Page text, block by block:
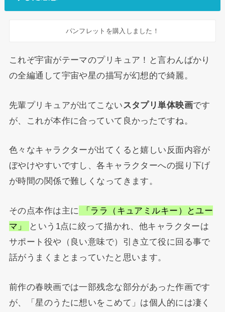
パンフレットを購入しました！
これぞ宇宙がテーマのプリキュア！と言わんばかり
の全編通して宇宙や星の描写が幻想的で綺麗。
先輩プリキュアが出てこない スタプリ単体映画です
が、これが本作に合っていて良かったですね。
色々なキャラクターが出てくると嬉しい反面内容が
ぼやけやすいですし、各キャラクターへの掘り下げ
が時間の関係で難しくなってきます。
その点本作は主に
「ララ（キュアミルキー）とユー
マ」
という1点に絞って描かれ、他キャラクターは
サポート役や（良い意味で）引き立て役に回る事で
話がうまくまとまっていたと思います。
前作の春映画では一部残念な部分があった作画です
が、「星のうたに想いをこめて」は個人的には凄く